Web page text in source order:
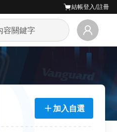
結帳登入/註冊
加入自選